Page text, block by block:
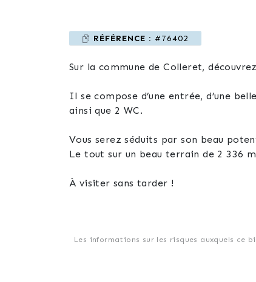
RÉFÉRENCE : #76402
Sur la commune de Colleret,
Il se compose d’une entrée, d’une
ainsi que 2 WC.
Vous serez séduits par son beau
Le tout sur un beau terrain de 2 336
À visiter sans tarder !
Les informations sur les risques auxquels ce